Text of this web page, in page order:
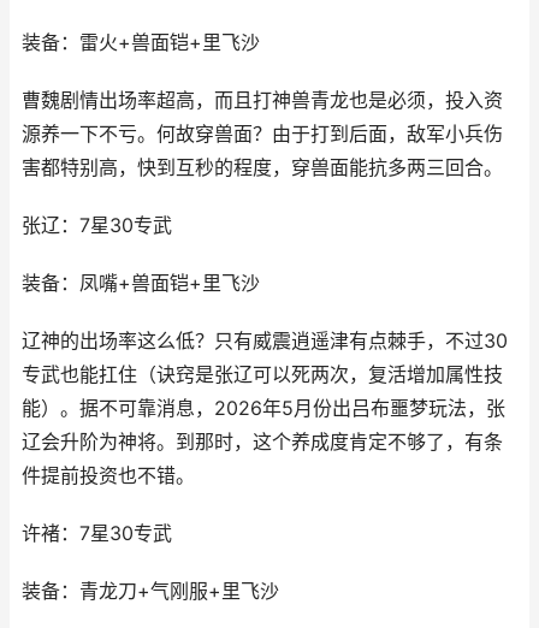
装备：雷火+兽面铠+里飞沙
曹魏剧情出场率超高，而且打神兽青龙也是必须，投入资
源养一下不亏。何故穿兽面？由于打到后面，敌军小兵伤
害都特别高，快到互秒的程度，穿兽面能抗多两三回合。
张辽：7星30专武
装备：凤嘴+兽面铠+里飞沙
辽神的出场率这么低？只有威震逍遥津有点棘手，不过30
专武也能扛住（诀窍是张辽可以死两次，复活增加属性技
能）。据不可靠消息，2026年5月份出吕布噩梦玩法，张
辽会升阶为神将。到那时，这个养成度肯定不够了，有条
件提前投资也不错。
许褚：7星30专武
装备：青龙刀+气刚服+里飞沙